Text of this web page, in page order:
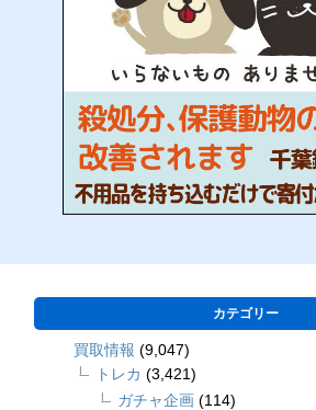
カテゴリー
買取情報 (9,047)
トレカ (3,421)
ガチャ企画 (114)